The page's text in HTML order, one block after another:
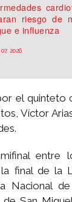
riesgo de
e influenza
2026
el quinteto
Víctor
entre
final de la
Nacional